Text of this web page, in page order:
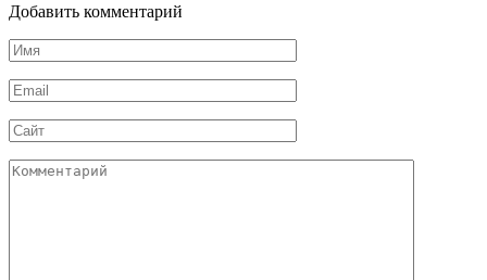
Добавить комментарий
Имя
*
Email
*
Сайт
Комментарий